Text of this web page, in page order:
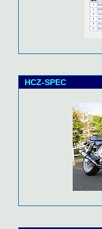
HCZ-SPEC